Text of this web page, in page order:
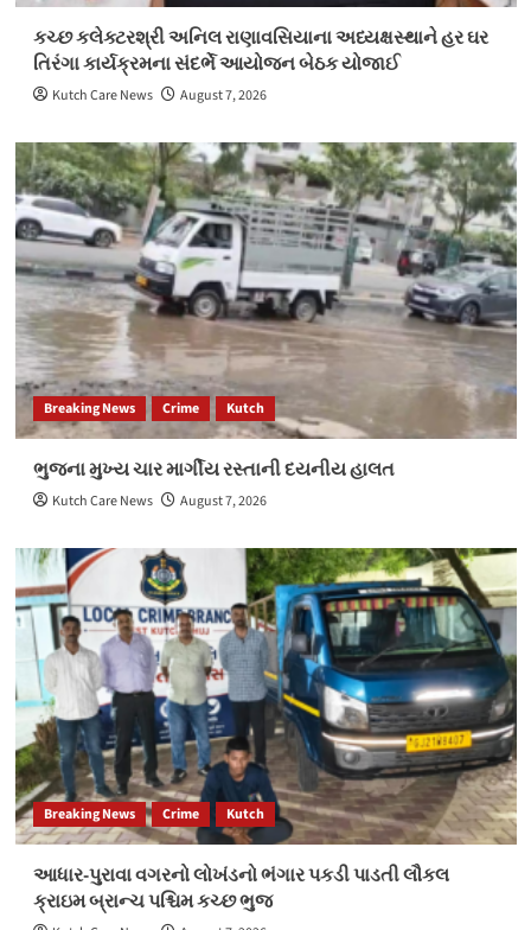
કચ્છ કલેક્ટરશ્રી અનિલ રાણાવસિયાના અધ્યક્ષસ્થાને હર ઘર
તિરંગા કાર્યક્રમના સંદર્ભે આયોજન બેઠક યોજાઈ
Kutch Care News August 7, 2026
Breaking News Crime Kutch
ભુજના મુખ્ય ચાર માર્ગીય રસ્તાની દયનીય હાલત
Kutch Care News August 7, 2026
Breaking News Crime Kutch
આધાર-પુરાવા વગરનો લોખંડનો ભંગાર પકડી પાડતી લૌકલ
ક્રાઇમ બ્રાન્ચ પશ્ચિમ કચ્છ ભુજ